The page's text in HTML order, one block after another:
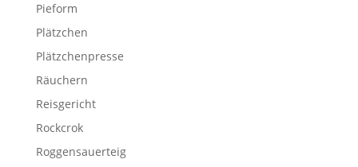
Pieform
Plätzchen
Plätzchenpresse
Räuchern
Reisgericht
Rockcrok
Roggensauerteig